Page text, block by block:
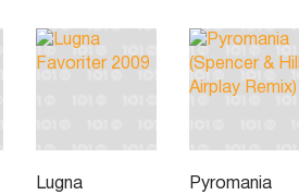
Lugna
Pyromania